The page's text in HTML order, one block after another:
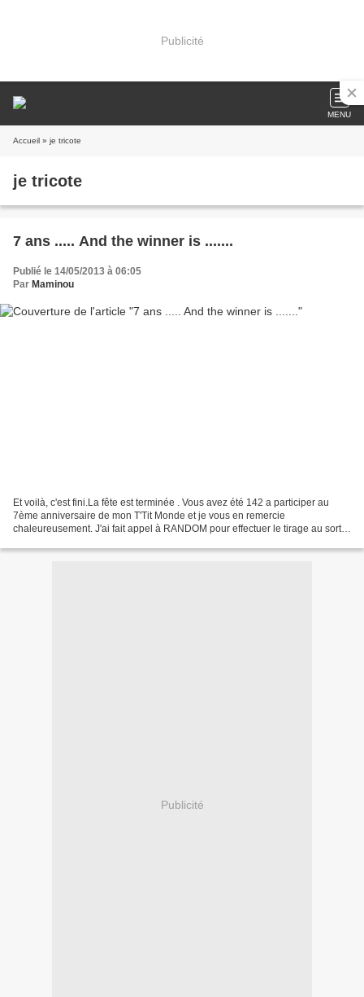
Publicité
MENU
Accueil » je tricote
je tricote
7 ans ..... And the winner is .......
Publié le 14/05/2013 à 06:05
Par Maminou
Et voilà, c'est fini.La fête est terminée . Vous avez été 142 a participer au
7ème anniversaire de mon T'Tit Monde et je vous en remercie
chaleureusement. J'ai fait appel à RANDOM pour effectuer le tirage au sort,
Publicité